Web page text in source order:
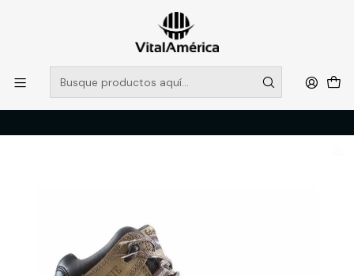
POR SISTEMA FRONTAL SOLO RETIROS EN TIENDA, DESDE
MUCHAS GRACIAS +569 5956 2237
Leer más
CALZADO
ZAPATO DE SEGURIDAD
BOTIN EDELBROCK ED106K 37